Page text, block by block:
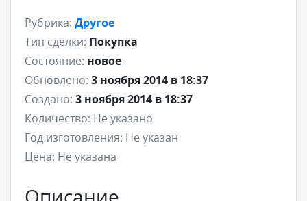
Рубрика: Другое
Тип сделки: Покупка
Состояние: новое
Обновлено: 3 ноября 2014 в 18:37
Создано: 3 ноября 2014 в 18:37
Количество: Не указано
Год изготовления: Не указан
Цена: Не указана